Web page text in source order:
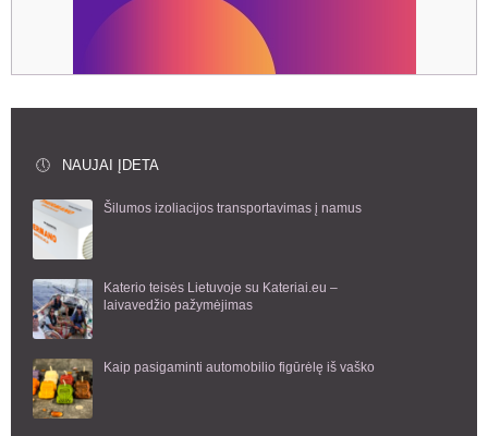
NAUJAI ĮDETA
Šilumos izoliacijos transportavimas į namus
Katerio teisės Lietuvoje su Kateriai.eu –
laivavedžio pažymėjimas
Kaip pasigaminti automobilio figūrėlę iš vaško